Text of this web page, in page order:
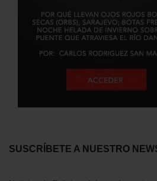
SUSCRÍBETE A NUESTRO